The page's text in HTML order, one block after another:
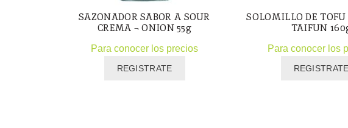
SAZONADOR SABOR A SOUR
CREMA ¬ ONION 55g
Para conocer los precios
REGISTRATE
SOLOMILLO DE
TAIFUN
Para conocer los
REGISTRATE